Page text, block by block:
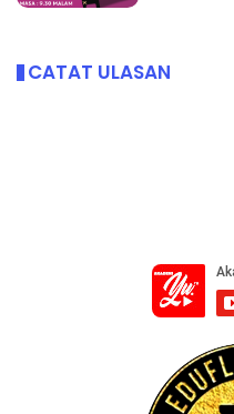
CATAT ULASAN